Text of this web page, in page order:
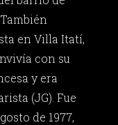
en Villa Itatí,
con su
y era
(JG). Fue
de 1977,